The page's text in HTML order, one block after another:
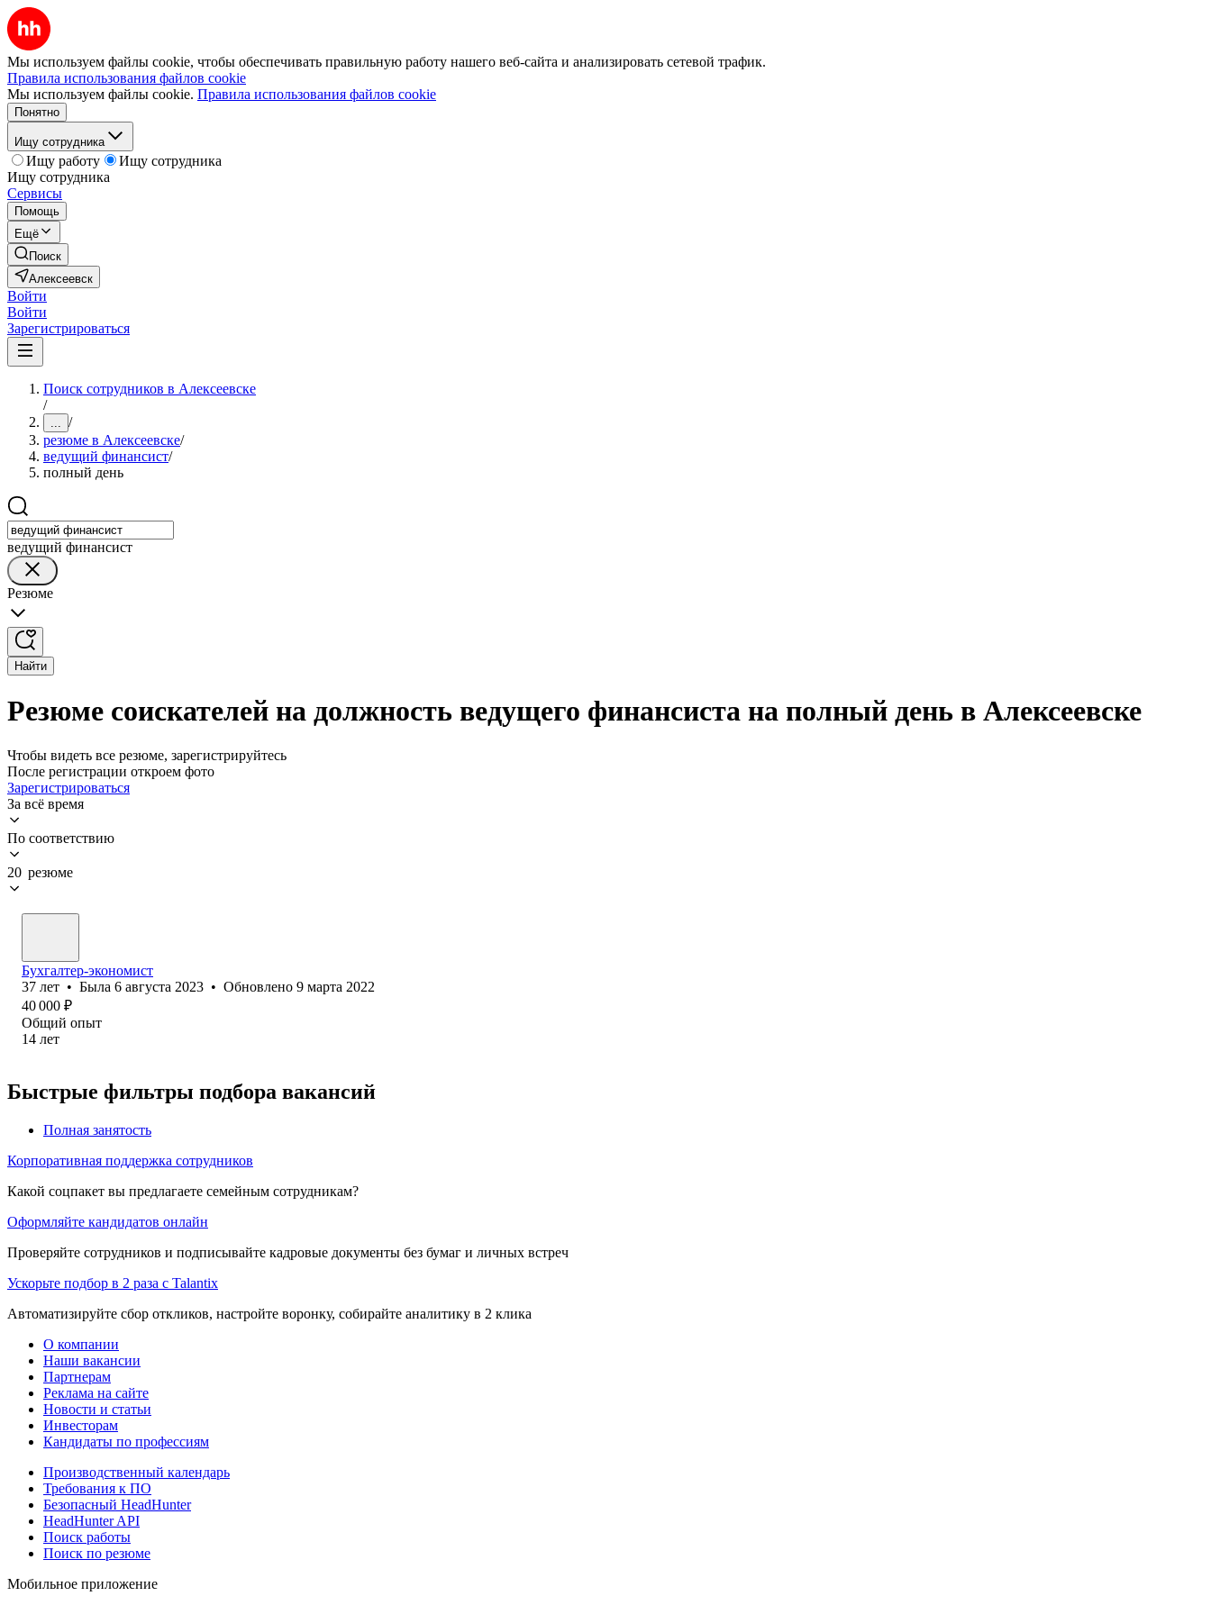
Мы используем файлы cookie, чтобы обеспечивать правильную работу нашего веб-сайта и анализировать сетевой трафик.
Правила использования файлов cookie
Мы используем файлы cookie. Правила использования файлов cookie
Понятно
Ищу сотрудника
Ищу работу
Ищу сотрудника
Ищу сотрудника
Сервисы
Помощь
Ещё
Поиск
Алексеевск
Войти
Войти
Зарегистрироваться
Поиск сотрудников в Алексеевске
/
... /
резюме в Алексеевске/
ведущий финансист/
полный день
ведущий финансист
Резюме
Найти
Резюме соискателей на должность ведущего финансиста на полный день в Алексеевске
Чтобы видеть все резюме, зарегистрируйтесь
После регистрации откроем фото
Зарегистрироваться
За всё время
По соответствию
20 резюме
Бухгалтер-экономист
37 лет • Была 6 августа 2023 • Обновлено 9 марта 2022
40 000 ₽
Общий опыт
14 лет
Быстрые фильтры подбора вакансий
Полная занятость
Корпоративная поддержка сотрудников
Какой соцпакет вы предлагаете семейным сотрудникам?
Оформляйте кандидатов онлайн
Проверяйте сотрудников и подписывайте кадровые документы без бумаг и личных встреч
Ускорьте подбор в 2 раза с Talantix
Автоматизируйте сбор откликов, настройте воронку, собирайте аналитику в 2 клика
О компании
Наши вакансии
Партнерам
Реклама на сайте
Новости и статьи
Инвесторам
Кандидаты по профессиям
Производственный календарь
Требования к ПО
Безопасный HeadHunter
HeadHunter API
Поиск работы
Поиск по резюме
Мобильное приложение